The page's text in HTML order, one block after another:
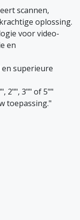
scannen,
oplossing.
voor video-
en
superieure
2"", 3"" of 5""
toepassing."